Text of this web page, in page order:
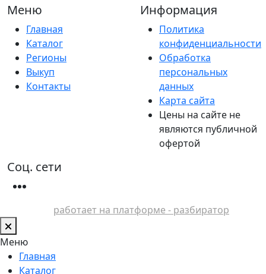
Меню
Главная
Каталог
Регионы
Выкуп
Контакты
Информация
Политика
конфиденциальности
Обработка
персональных
данных
Карта сайта
Цены на сайте не
являются публичной
офертой
Соц. сети
работает на платформе - разбиратор
Меню
Главная
Каталог